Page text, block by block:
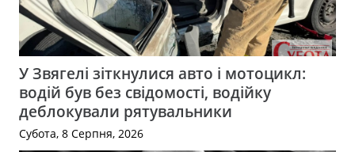
У Звягелі зіткнулися авто і мотоцикл:
водій був без свідомості, водійку
деблокували рятувальники
Субота, 8 Серпня, 2026